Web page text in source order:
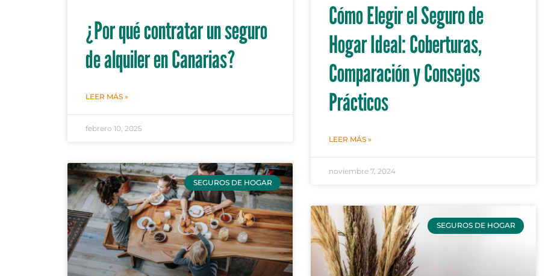
¿Por qué contratar un seguro
de alquiler en Canarias?
LEER MÁS »
febrero 10, 2025
Cómo Elegir el Seguro de
Hogar Ideal: Coberturas,
Comparación y Consejos
Prácticos
LEER MÁS »
noviembre 7, 2024
SEGUROS DE HOGAR
SEGUROS DE HOGAR